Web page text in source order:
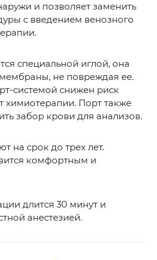
и позволяет заменить
с введением венозного
специальной иглой, она
не повреждая ее.
системой снижен риск
химиотерапии. Порт также
забор крови для анализов.
на срок до трех лет.
комфортным и
длится 30 минут и
анестезией.